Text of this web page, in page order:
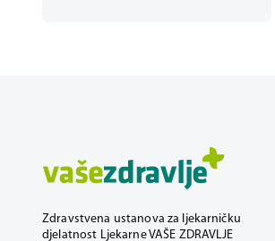
Zdravstvena ustanova za ljekarničku
djelatnost Ljekarne VAŠE ZDRAVLJE